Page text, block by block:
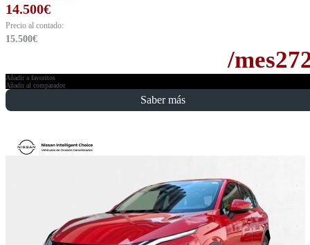
14.500€
Precio al contado:
15.500€
/mes
Añadir a favoritos
Añadir al comparador
Saber más